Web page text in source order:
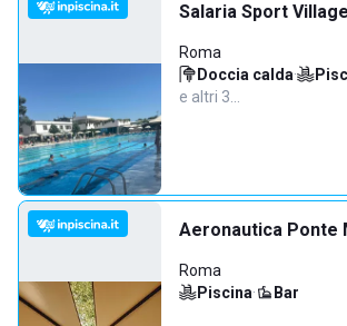
Salaria Sport Village
Roma
Doccia calda·
e altri 3…
Aeronautica Ponte
Roma
Piscina· Bar